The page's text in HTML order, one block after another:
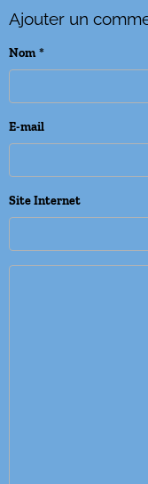
Ajouter un
Nom
E-mail
Site Internet